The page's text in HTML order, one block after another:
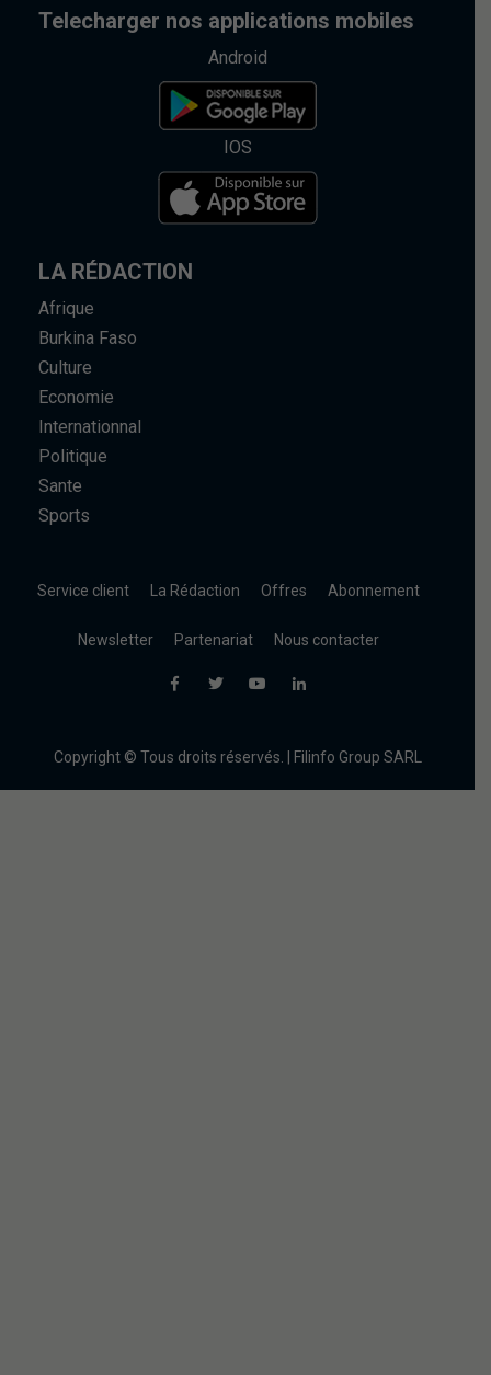
Telecharger nos applications mobiles
Android
IOS
LA RÉDACTION
Afrique
Burkina Faso
Culture
Economie
Internationnal
Politique
Sante
Sports
Service client La Rédaction Offres Abonnement
Newsletter Partenariat Nous contacter
Copyright © Tous droits réservés. | Filinfo Group SARL